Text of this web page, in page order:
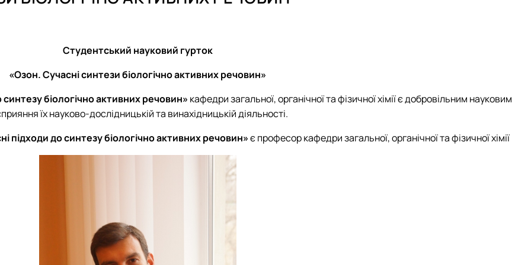
хімія"
господарстві"
”
Студентський науковий гурток
«Озон. Сучасні синтези біологічно активних речовин»
біологічно активних речовин» кафедри загальної, органічної та фізичної хімії є добровільним науковим
їх науково-дослідницькій та винахідницькій діяльності.
підходи до синтезу біологічно активних речовин»є професор кафедри загальної, органічної та фізичної хімії